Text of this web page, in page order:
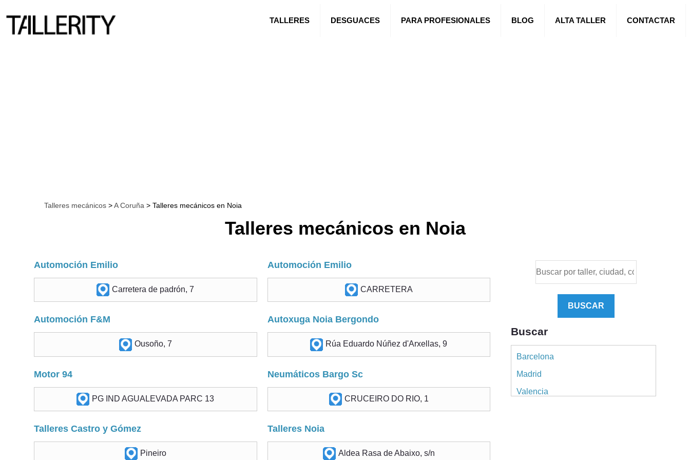
TALLERES DESGUACES PARA PROFESIONALES BLOG ALTA TALLER CONTACTAR
Talleres mecánicos >A Coruña > Talleres mecánicos en Noia
Talleres mecánicos en Noia
Automoción Emilio
Carretera de padrón, 7
Automoción Emilio
CARRETERA
Automoción F&M
Ousoño, 7
Autoxuga Noia Bergondo
Rúa Eduardo Núñez d'Arxellas, 9
Motor 94
PG IND AGUALEVADA PARC 13
Neumáticos Bargo Sc
CRUCEIRO DO RIO, 1
Talleres Castro y Gómez
Pineiro
Talleres Noia
Aldea Rasa de Abaixo, s/n
BUSCAR
Buscar
Barcelona
Madrid
Valencia